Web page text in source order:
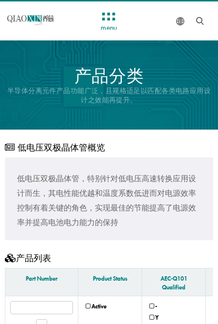
产品分类
半导体分离元件产品功能广泛，且规格适足以匹配各类电路应用设
计之效能再提升。
低电压双极晶体管概览
低电压双极晶体管，特别针对低电压高速转换应用设
计而生，其电性能优越和温度系数低进而对电源效率
控制有着关键的角色，实现最佳的节能提高了电源效
率并提高电池电力能力的保持
产品列表
Part Number Product Status AEC-Q101
Qualified
Active -
Y